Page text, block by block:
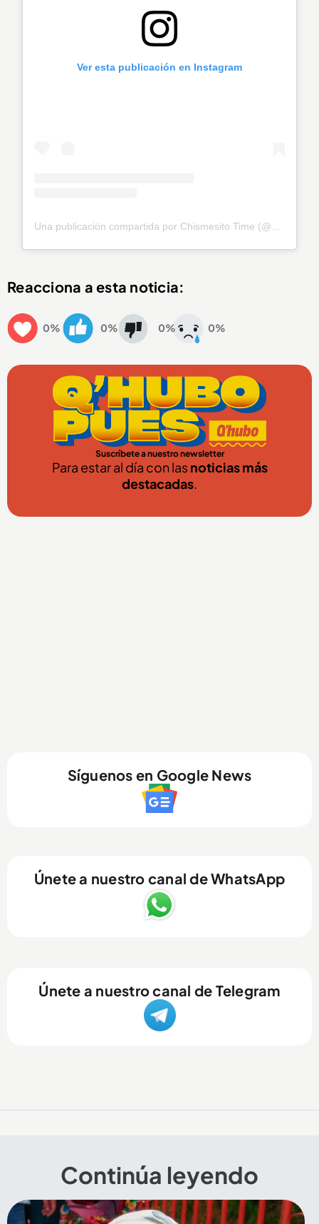
Ver esta publicación en Instagram
Reacciona a esta noticia:
0% 0% 0% 0%
Suscríbete a nuestro newsletter
Para estar al día con lasnoticias más
destacadas.
Síguenos en Google News
Únete a nuestro canal de WhatsApp
Únete a nuestro canal de Telegram
Continúa leyendo